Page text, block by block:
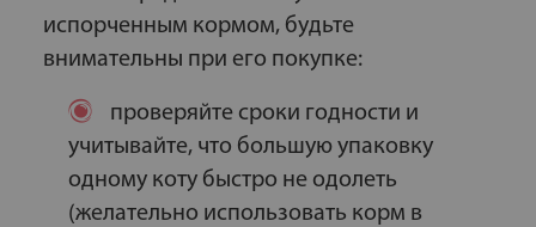
испорченным кормом, будьте
внимательны при его покупке:
проверяйте сроки годности и
учитывайте, что большую упаковку
одному коту быстро не одолеть
(желательно использовать корм в